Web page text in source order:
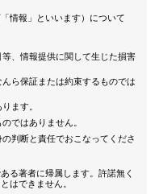
情報」といいます）について
、情報提供に関して生じた損害
ら保証または約束するものでは
ます。
ではありません。
判断と責任でおこなってくださ
る著者に帰属します。許諾無く
はできません。